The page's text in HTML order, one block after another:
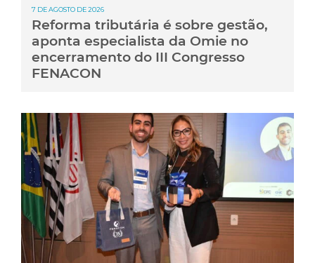
7 DE AGOSTO DE 2026
Reforma tributária é sobre gestão,
aponta especialista da Omie no
encerramento do III Congresso
FENACON